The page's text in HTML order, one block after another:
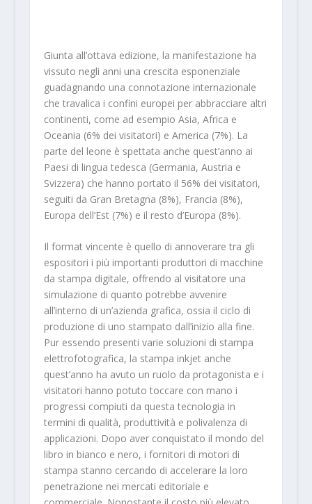
Giunta all’ottava edizione, la manifestazione ha
vissuto negli anni una crescita esponenziale
guadagnando una connotazione internazionale
che travalica i confini europei per abbracciare altri
continenti, come ad esempio Asia, Africa e
Oceania (6% dei visitatori) e America (7%). La
parte del leone è spettata anche quest’anno ai
Paesi di lingua tedesca (Germania, Austria e
Svizzera) che hanno portato il 56% dei visitatori,
seguiti da Gran Bretagna (8%), Francia (8%),
Europa dell’Est (7%) e il resto d’Europa (8%).
Il format vincente è quello di annoverare tra gli
espositori i più importanti produttori di macchine
da stampa digitale, offrendo al visitatore una
simulazione di quanto potrebbe avvenire
all’interno di un’azienda grafica, ossia il ciclo di
produzione di uno stampato dall’inizio alla fine.
Pur essendo presenti varie soluzioni di stampa
elettrofotografica, la stampa inkjet anche
quest’anno ha avuto un ruolo da protagonista e i
visitatori hanno potuto toccare con mano i
progressi compiuti da questa tecnologia in
termini di qualità, produttività e polivalenza di
applicazioni. Dopo aver conquistato il mondo del
libro in bianco e nero, i fornitori di motori di
stampa stanno cercando di accelerare la loro
penetrazione nei mercati editoriale e